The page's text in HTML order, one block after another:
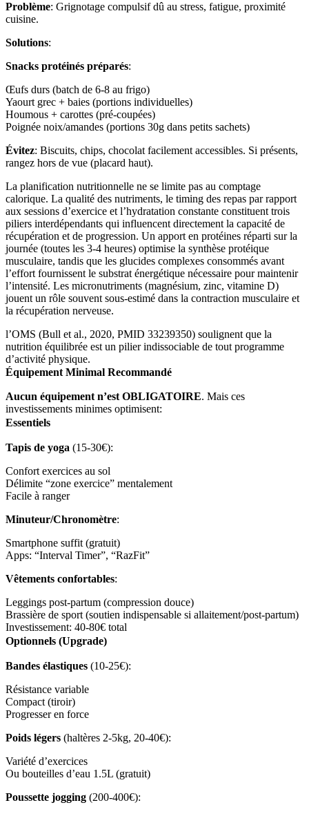
Problème: Grignotage compulsif dû au stress, fatigue, proximité
cuisine.
Solutions:
Snacks protéinés préparés:
Œufs durs (batch de 6-8 au frigo)
Yaourt grec + baies (portions individuelles)
Houmous + carottes (pré-coupées)
Poignée noix/amandes (portions 30g dans petits sachets)
Évitez: Biscuits, chips, chocolat facilement accessibles. Si présents,
rangez hors de vue (placard haut).
La planification nutritionnelle ne se limite pas au comptage
calorique. La qualité des nutriments, le timing des repas par rapport
aux sessions d’exercice et l’hydratation constante constituent trois
piliers interdépendants qui influencent directement la capacité de
récupération et de progression. Un apport en protéines réparti sur la
journée (toutes les 3-4 heures) optimise la synthèse protéique
musculaire, tandis que les glucides complexes consommés avant
l’effort fournissent le substrat énergétique nécessaire pour maintenir
l’intensité. Les micronutriments (magnésium, zinc, vitamine D)
jouent un rôle souvent sous-estimé dans la contraction musculaire et
la récupération nerveuse.
l’OMS (Bull et al., 2020, PMID 33239350) soulignent que la
nutrition équilibrée est un pilier indissociable de tout programme
d’activité physique.
Équipement Minimal Recommandé
Aucun équipement n’est OBLIGATOIRE. Mais ces
investissements minimes optimisent:
Essentiels
Tapis de yoga (15-30€):
Confort exercices au sol
Délimite “zone exercice” mentalement
Facile à ranger
Minuteur/Chronomètre:
Smartphone suffit (gratuit)
Apps: “Interval Timer”, “RazFit”
Vêtements confortables:
Leggings post-partum (compression douce)
Brassière de sport (soutien indispensable si allaitement/post-partum)
Investissement: 40-80€ total
Optionnels (Upgrade)
Bandes élastiques (10-25€):
Résistance variable
Compact (tiroir)
Progresser en force
Poids légers (haltères 2-5kg, 20-40€):
Variété d’exercices
Ou bouteilles d’eau 1.5L (gratuit)
Poussette jogging (200-400€):